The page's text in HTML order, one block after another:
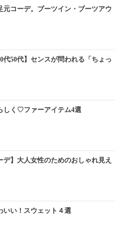
元コーデ。ブーツイン・ブーツアウ
代50代】センスが問われる「ちょっ
しく♡ファーアイテム4選
デ】大人女性のためのおしゃれ見え
いい！スウェット４選